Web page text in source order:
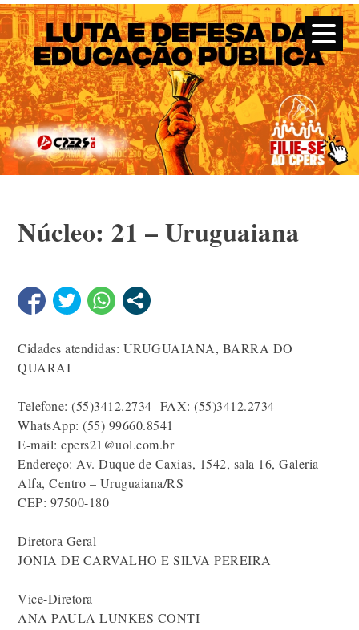
CPERS – Sindicato
CPERS – Sindicato dos Professores e Funcionários de
escola do Estado do Rio Grande do Sul
contentNúcleo: 21 – Uruguaiana
Cidades atendidas: URUGUAIANA, BARRA DO
QUARAI
Telefone: (55)3412.2734 FAX: (55)3412.2734
WhatsApp: (55) 99660.8541
E-mail: cpers21@uol.com.br
Endereço: Av. Duque de Caxias, 1542, sala 16, Galeria
Alfa, Centro – Uruguaiana/RS
CEP: 97500-180
Diretora Geral
JONIA DE CARVALHO E SILVA PEREIRA
Vice-Diretora
ANA PAULA LUNKES CONTI